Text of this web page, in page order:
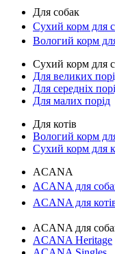
Для собак
Сухий корм для
Вологий корм
Сухий корм для
Для великих
Для середніх
Для малих порід
Для котів
Вологий корм
Сухий корм для
ACANA
ACANA для
ACANA для
ACANA для
ACANA Heritage